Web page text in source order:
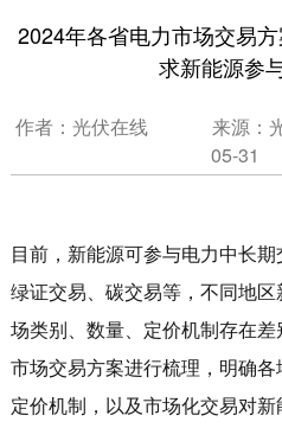
2024年各省电力市场交易
求新能源参
作者：光伏在线 来源：
05-31
目前，新能源可参与电力中长
绿证交易、碳交易等，不同地
场类别、数量、定价机制存在
市场交易方案进行梳理，明确
定价机制，以及市场化交易对